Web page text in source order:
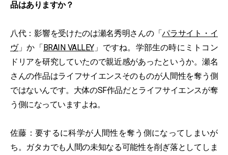
品はありますか？
八代：影響を受けたのは瀬名秀明さんの「パラサイト・イ
ヴ」か「BRAIN VALLEY」ですね。学部生の時にミトコン
ドリアを研究していたので親近感があったというか。瀬名
さんの作品はライフサイエンスそのものが人間性を奪う側
ではないんです。大体のSF作品だとライフサイエンスが奪
う側になっていますよね。
佐藤：要するに科学が人間性を奪う側になってしまいが
ち。ガタカでも人間の未知なる可能性を削ぎ落としてしま